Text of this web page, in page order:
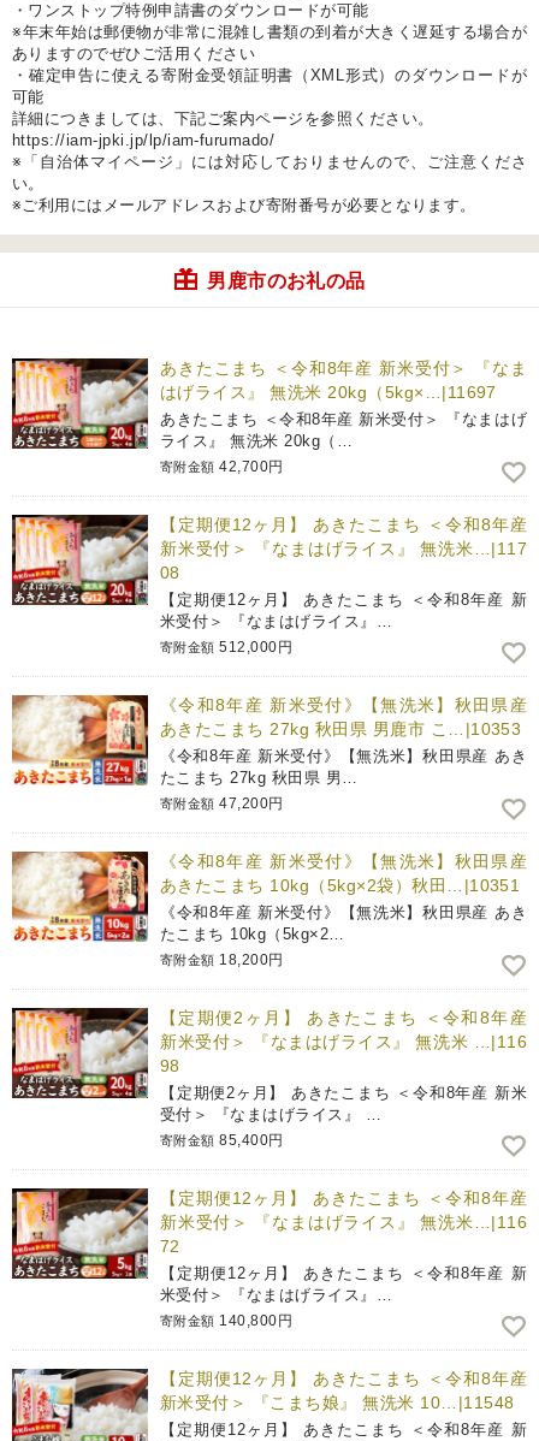
・ワンストップ特例申請書のダウンロードが可能
※年末年始は郵便物が非常に混雑し書類の到着が大きく遅延する場合が
ありますのでぜひご活用ください
・確定申告に使える寄附金受領証明書（XML形式）のダウンロードが
可能
詳細につきましては、下記ご案内ページを参照ください。
https://iam-jpki.jp/lp/iam-furumado/
※「自治体マイページ」には対応しておりませんので、ご注意くださ
い。
※ご利用にはメールアドレスおよび寄附番号が必要となります。
男鹿市のお礼の品
あきたこまち ＜令和8年産 新米受付＞ 『なま
はげライス』 無洗米 20kg（5kg×…|11697
あきたこまち ＜令和8年産 新米受付＞ 『なまはげ
ライス』 無洗米 20kg（…
寄附金額 42,700円
【定期便12ヶ月】 あきたこまち ＜令和8年産
新米受付＞ 『なまはげライス』 無洗米…|117
08
【定期便12ヶ月】 あきたこまち ＜令和8年産 新
米受付＞ 『なまはげライス』…
寄附金額 512,000円
《令和8年産 新米受付》【無洗米】秋田県産
あきたこまち 27kg 秋田県 男鹿市 こ…|10353
《令和8年産 新米受付》【無洗米】秋田県産 あき
たこまち 27kg 秋田県 男…
寄附金額 47,200円
《令和8年産 新米受付》【無洗米】秋田県産
あきたこまち 10kg（5kg×2袋）秋田…|10351
《令和8年産 新米受付》【無洗米】秋田県産 あき
たこまち 10kg（5kg×2…
寄附金額 18,200円
【定期便2ヶ月】 あきたこまち ＜令和8年産
新米受付＞ 『なまはげライス』 無洗米 …|116
98
【定期便2ヶ月】 あきたこまち ＜令和8年産 新米
受付＞ 『なまはげライス』 …
寄附金額 85,400円
【定期便12ヶ月】 あきたこまち ＜令和8年産
新米受付＞ 『なまはげライス』 無洗米…|116
72
【定期便12ヶ月】 あきたこまち ＜令和8年産 新
米受付＞ 『なまはげライス』…
寄附金額 140,800円
【定期便12ヶ月】 あきたこまち ＜令和8年産
新米受付＞ 『こまち娘』 無洗米 10…|11548
【定期便12ヶ月】 あきたこまち ＜令和8年産 新